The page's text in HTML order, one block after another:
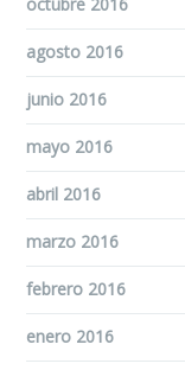
agosto 2016
junio 2016
mayo 2016
abril 2016
marzo 2016
febrero 2016
enero 2016